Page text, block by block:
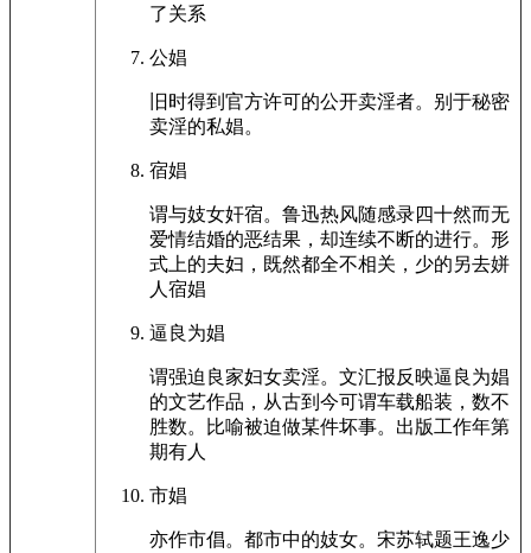
了关系
公娼
旧时得到官方许可的公开卖淫者。别于秘密
卖淫的私娼。
宿娼
谓与妓女奸宿。鲁迅热风随感录四十然而无
爱情结婚的恶结果，却连续不断的进行。形
式上的夫妇，既然都全不相关，少的另去姘
人宿娼
逼良为娼
谓强迫良家妇女卖淫。文汇报反映逼良为娼
的文艺作品，从古到今可谓车载船装，数不
胜数。比喻被迫做某件坏事。出版工作年第
期有人
市娼
亦作市倡。都市中的妓女。宋苏轼题王逸少